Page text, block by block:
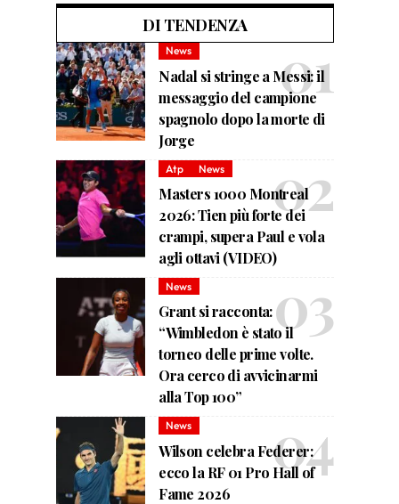
DI TENDENZA
News
Nadal si stringe a Messi: il
messaggio del campione
spagnolo dopo la morte di
Jorge
Atp News
Masters 1000 Montreal
2026: Tien più forte dei
crampi, supera Paul e vola
agli ottavi (VIDEO)
News
Grant si racconta:
“Wimbledon è stato il
torneo delle prime volte.
Ora cerco di avvicinarmi
alla Top 100”
News
Wilson celebra Federer:
ecco la RF 01 Pro Hall of
Fame 2026